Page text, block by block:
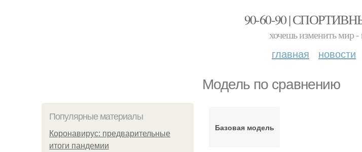
90-60-90 |
хочешь изменить мир -
главная новости
Модель по сравнению
Популярные материалы
Коронавирус: предварительные
итоги пандемии
Базовая модель